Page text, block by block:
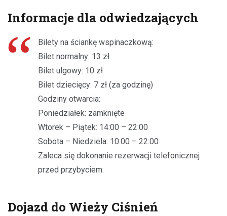
Informacje dla odwiedzających
Bilety na ściankę wspinaczkową:
Bilet normalny: 13 zł
Bilet ulgowy: 10 zł
Bilet dziecięcy: 7 zł (za godzinę)
Godziny otwarcia:
Poniedziałek: zamknięte
Wtorek – Piątek: 14:00 – 22:00
Sobota – Niedziela: 10:00 – 22:00
Zaleca się dokonanie rezerwacji telefonicznej
przed przybyciem.
Dojazd do Wieży Ciśnień